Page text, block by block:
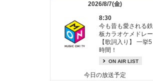
2026/8/7(金)
8:30
今も昔も愛される鉄
板カラオケメドレー
【歌詞入り】 一挙5
時間！
ON AIR LIST
今日の放送予定